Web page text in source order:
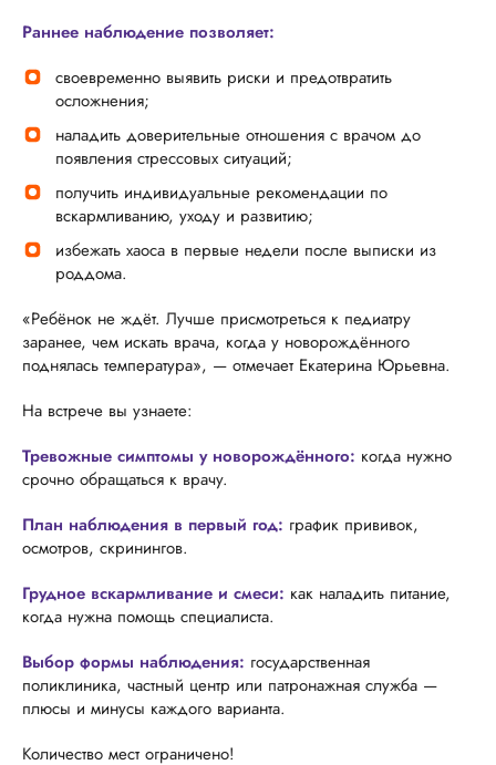
Раннее наблюдение позволяет:
своевременно выявить риски и предотвратить
осложнения;
наладить доверительные отношения с врачом до
появления стрессовых ситуаций;
получить индивидуальные рекомендации по
вскармливанию, уходу и развитию;
избежать хаоса в первые недели после выписки из
роддома.
«Ребёнок не ждёт. Лучше присмотреться к педиатру
заранее, чем искать врача, когда у новорождённого
поднялась температура», — отмечает Екатерина Юрьевна.
На встрече вы узнаете:
Тревожные симптомы у новорождённого: когда нужно
срочно обращаться к врачу.
План наблюдения в первый год: график прививок,
осмотров, скринингов.
Грудное вскармливание и смеси: как наладить питание,
когда нужна помощь специалиста.
Выбор формы наблюдения: государственная
поликлиника, частный центр или патронажная служба —
плюсы и минусы каждого варианта.
Количество мест ограничено!